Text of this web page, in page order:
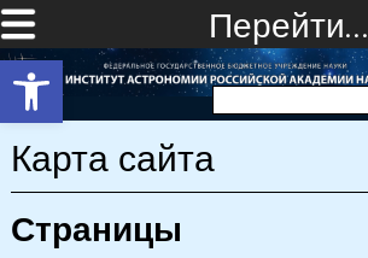
Открыть панель инструментов
Перейти…
Найти:
Карта сайта
Страницы